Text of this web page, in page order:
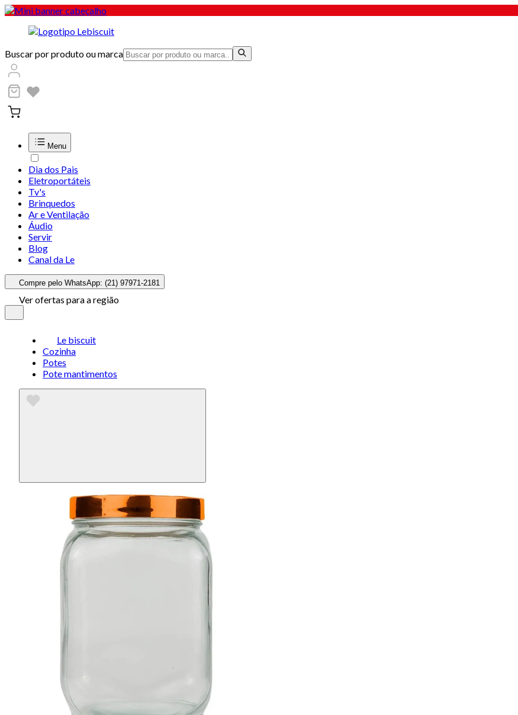
Buscar por produto ou marca
Menu
Dia dos Pais
Eletroportáteis
Tv's
Brinquedos
Ar e Ventilação
Áudio
Servir
Blog
Canal da Le
Compre pelo WhatsApp: (21) 97971-2181
Ver ofertas para a região
Le biscuit
Cozinha
Potes
Pote mantimentos